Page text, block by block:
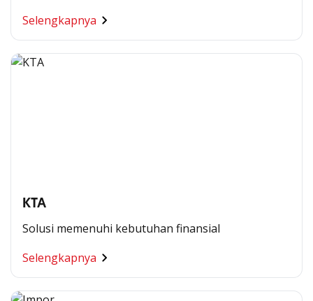
Selengkapnya
KTA
Solusi memenuhi kebutuhan finansial
Selengkapnya